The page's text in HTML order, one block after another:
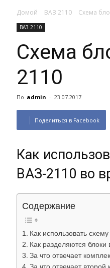
Домой ВАЗ 2110 Схема
ВАЗ 2110
Схема
2110
По admin - 23.07.2017
Поделиться в Facebook
Как
ВАЗ-2110 во
Содержание
Как использовать
Как разделяются
За что отвечает